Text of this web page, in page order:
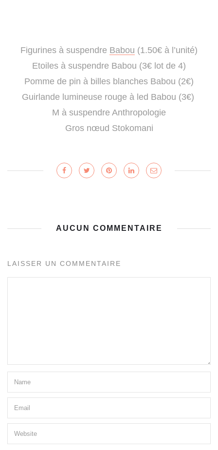
Figurines à suspendre Babou (1.50€ à l’unité)
Etoiles à suspendre Babou (3€ lot de 4)
Pomme de pin à billes blanches Babou (2€)
Guirlande lumineuse rouge à led Babou (3€)
M à suspendre Anthropologie
Gros nœud Stokomani
AUCUN COMMENTAIRE
LAISSER UN COMMENTAIRE